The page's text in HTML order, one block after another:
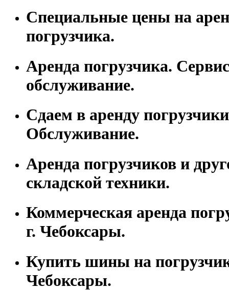
Специальные цены на
погрузчика.
Аренда погрузчика.
обслуживание.
Сдаем в аренду
Обслуживание.
Аренда погрузчиков и
складской техники.
Коммерческая аренда
г. Чебоксары.
Купить шины на
Чебоксары.